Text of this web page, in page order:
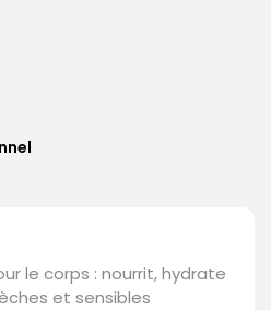
le corps : nourrit, hydrate
et sensibles